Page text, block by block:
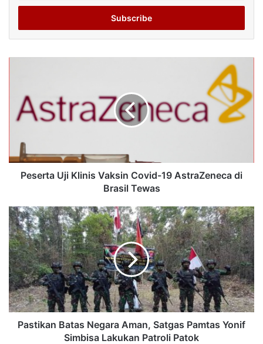
Email
Peserta Uji Klinis Vaksin Covid-19 AstraZeneca di
Brasil Tewas
Pastikan Batas Negara Aman, Satgas Pamtas Yonif
Simbisa Lakukan Patroli Patok